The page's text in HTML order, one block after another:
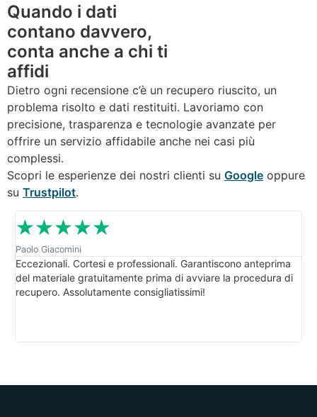
Quando i dati
contano davvero,
conta anche a chi ti
affidi
Dietro ogni recensione c’è un recupero riuscito, un
problema risolto e dati restituiti. Lavoriamo con
precisione, trasparenza e tecnologie avanzate per
offrire un servizio affidabile anche nei casi più
complessi.
Scopri le esperienze dei nostri clienti su Google oppure
su Trustpilot.
☆☆☆☆☆
Paolo Giacomini
Eccezionali. Cortesi e professionali. Garantiscono anteprima
del materiale gratuitamente prima di avviare la procedura di
recupero. Assolutamente consigliatissimi!